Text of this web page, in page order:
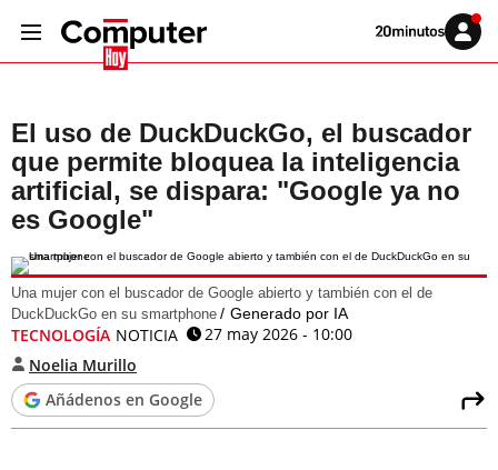
Volver
Iniciar
sesión
El uso de DuckDuckGo, el buscador
que permite bloquea la inteligencia
artificial, se dispara: "Google ya no
es Google"
Una mujer con el buscador de Google abierto y también con el de
DuckDuckGo en su smartphone
Generado por IA
TECNOLOGÍA NOTICIA
27 may 2026 - 10:00
Noelia Murillo
Añádenos en Google